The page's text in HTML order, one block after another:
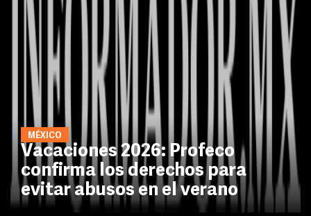
MÉXICO
Vacaciones 2026: Profeco
confirma los derechos para
evitar abusos en el verano